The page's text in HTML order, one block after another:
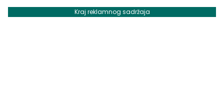
Kraj reklamnog sadržaja